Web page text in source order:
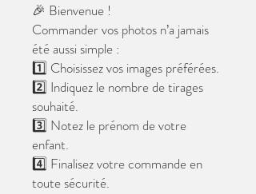
🎉 Bienvenue !
Commander vos photos n’a jamais
été aussi simple :
1️⃣ Choisissez vos images préférées.
2️⃣ Indiquez le nombre de tirages
souhaité.
3️⃣ Notez le prénom de votre
enfant.
4️⃣ Finalisez votre commande en
toute sécurité.